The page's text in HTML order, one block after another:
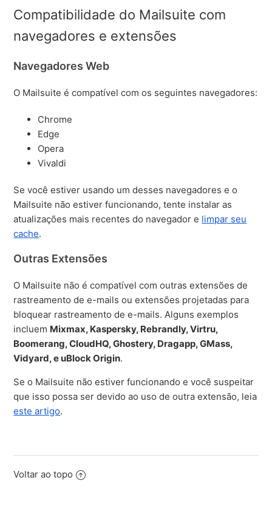
Compatibilidade do Mailsuite com
navegadores e extensões
Navegadores Web
O Mailsuite é compatível com os seguintes navegadores:
Chrome
Edge
Opera
Vivaldi
Se você estiver usando um desses navegadores e o
Mailsuite não estiver funcionando, tente instalar as
atualizações mais recentes do navegador e limpar seu
cache.
Outras Extensões
O Mailsuite não é compatível com outras extensões de
rastreamento de e-mails ou extensões projetadas para
bloquear rastreamento de e-mails. Alguns exemplos
incluem Mixmax, Kaspersky, Rebrandly, Virtru,
Boomerang, CloudHQ, Ghostery, Dragapp, GMass,
Vidyard, e uBlock Origin.
Se o Mailsuite não estiver funcionando e você suspeitar
que isso possa ser devido ao uso de outra extensão, leia
este artigo.
Voltar ao topo